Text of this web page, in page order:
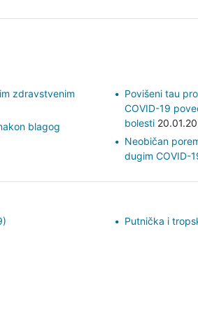
zdravstvenim
blagog
Povišeni tau
COVID-19
bolesti
Neobičan
dugim COVID-
Putnička i